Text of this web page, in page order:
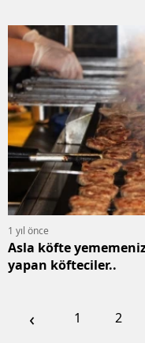
1 yıl önce
Asla köfte
yapan köfteciler..
‹ 1 2